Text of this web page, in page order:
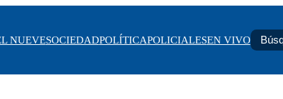
NUEVESOCIEDADPOLÍTICAPOLICIALESEN VIVO